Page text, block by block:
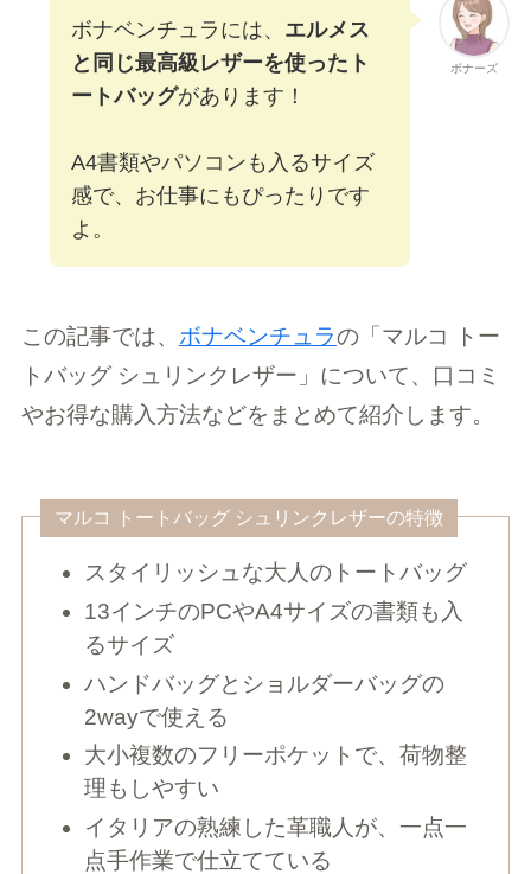
ボナーズ
ボナベンチュラには、 エルメス
と同じ最高級レザーを使ったト
ートバッグがあります！
A4書類やパソコンも入るサイズ
感で、お仕事にもぴったりです
よ。
この記事では、 ボナベンチュラの「マルコ トー
トバッグ シュリンクレザー」について、口コミ
やお得な購入方法などをまとめて紹介します。
マルコ トートバッグ シュリンクレザーの特徴
スタイリッシュな大人のトートバッグ
13インチのPCやA4サイズの書類も入
るサイズ
ハンドバッグとショルダーバッグの
2wayで使える
大小複数のフリーポケットで、荷物整
理もしやすい
イタリアの熟練した革職人が、一点一
点手作業で仕立てている